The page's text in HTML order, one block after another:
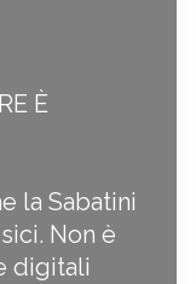
È
la Sabatini
Non è
digitali